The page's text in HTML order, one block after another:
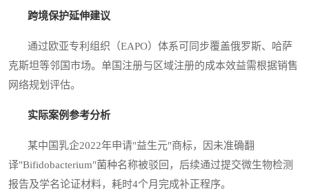
跨境保护延伸建议
通过欧亚专利组织（EAPO）体系可同步覆盖俄罗斯、哈萨
克斯坦等邻国市场。单国注册与区域注册的成本效益需根据销售
网络规划评估。
实际案例参考分析
某中国乳企2022年申请"益生元"商标，因未准确翻
译"Bifidobacterium"菌种名称被驳回，后续通过提交微生物检测
报告及学名论证材料，耗时4个月完成补正程序。